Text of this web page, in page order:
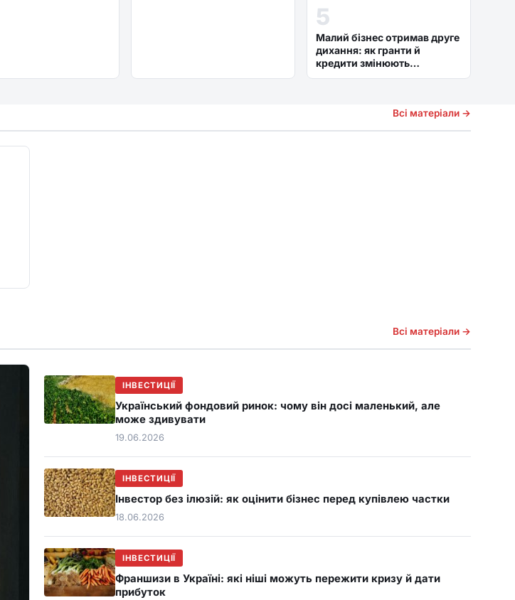
5
Малий бізнес отримав друге
дихання: як гранти й
кредити змінюють
підприємництво
Всі матеріали →
Всі матеріали →
ІНВЕСТИЦІЇ
Український фондовий ринок: чому він досі маленький, але
може здивувати
19.06.2026
ІНВЕСТИЦІЇ
Інвестор без ілюзій: як оцінити бізнес перед купівлею частки
18.06.2026
ІНВЕСТИЦІЇ
Франшизи в Україні: які ніші можуть пережити кризу й дати
прибуток